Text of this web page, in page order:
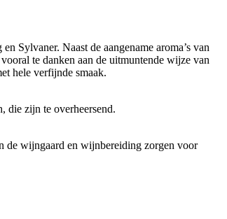
Sylvaner. Naast de aangename aroma’s van
te danken aan de uitmuntende wijze van
hele verfijnde smaak.
die zijn te overheersend.
de wijngaard en wijnbereiding zorgen voor